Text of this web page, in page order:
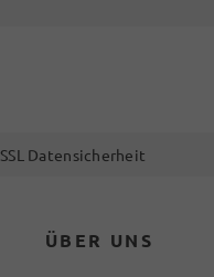
SSL Datensicherheit
ÜBER UNS